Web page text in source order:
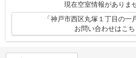
現在空室情報がありま
「神戸市西区丸塚１丁目の一
お問い合わせはこち